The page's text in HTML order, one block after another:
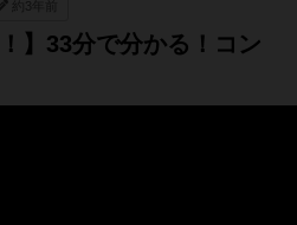
約3年前
】33分で分かる！コン